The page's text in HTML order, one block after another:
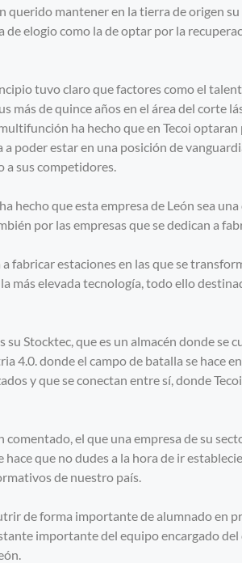
querido mantener en la tierra de origen
elogio como la de optar por la
tuvo claro que factores como el
más de quince años en el área del corte
ha hecho que en Tecoi
poder estar en una posición de
sus competidores.
hecho que esta empresa de León sea
por las empresas que se dedican a
a fabricar estaciones en las que se
más elevada tecnología, todo ello
Stocktec, que es un almacén donde se
4.0. donde el campo de batalla se hace
y que se conectan entre sí, donde
comentado, el que una empresa de su
que no dudes a la hora de ir
de nuestro país.
de forma importante de alumnado en
importante del equipo encargado